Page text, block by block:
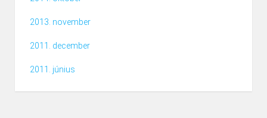
2013. november
2011. december
2011. június